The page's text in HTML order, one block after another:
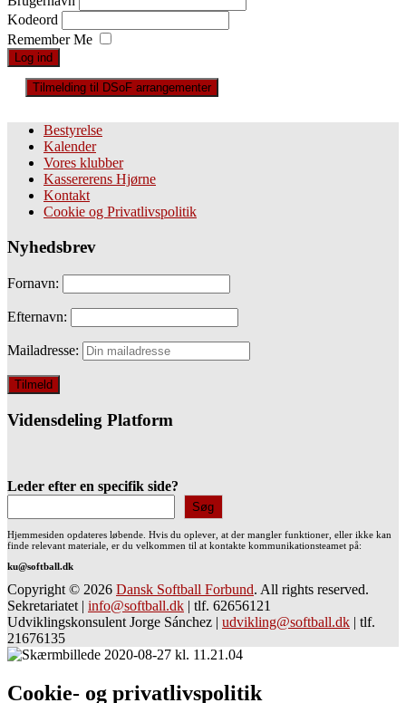
Kodeord
Remember Me
Tilmelding til DSoF arrangementer
Bestyrelse
Kalender
Vores klubber
Kassererens Hjørne
Kontakt
Cookie og Privatlivspolitik
Nyhedsbrev
Fornavn:
Efternavn:
Mailadresse:
Vidensdeling Platform
Leder efter en specifik side?
Søg
Hjemmesiden opdateres løbende. Hvis du oplever, at der mangler funktioner, eller ikke kan
finde relevant materiale, er du velkommen til at kontakte kommunikationsteamet på:
ku@softball.dk
Copyright © 2026 Dansk Softball Forbund. All rights reserved.
Sekretariatet | info@softball.dk | tlf. 62656121
Udviklingskonsulent Jorge Sánchez | udvikling@softball.dk | tlf.
21676135
Cookie- og privatlivspolitik